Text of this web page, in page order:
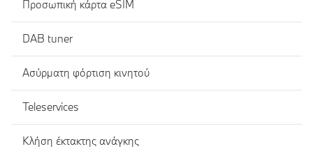
Προσωπική κάρτα eSIM
DAB tuner
Ασύρματη φόρτιση κινητού
Teleservices
Κλήση έκτακτης ανάγκης